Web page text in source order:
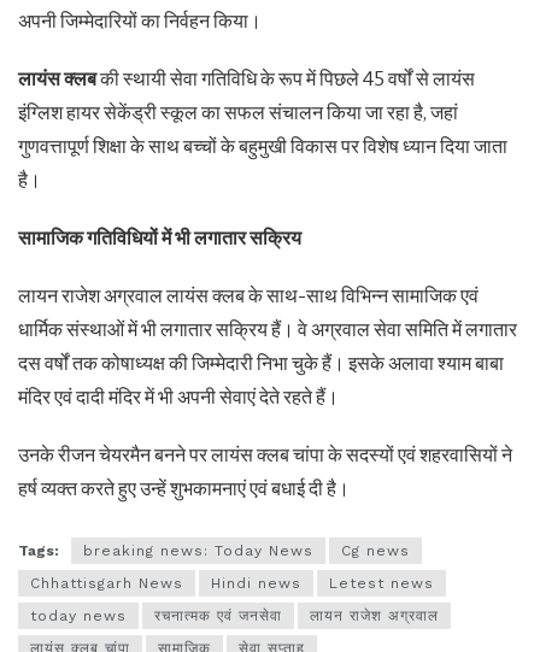
अपनी जिम्मेदारियों का निर्वहन किया।
लायंस क्लबकी स्थायी सेवा गतिविधि के रूप में पिछले 45 वर्षों से लायंस
इंग्लिश हायर सेकेंड्री स्कूल का सफल संचालन किया जा रहा है, जहां
गुणवत्तापूर्ण शिक्षा के साथ बच्चों के बहुमुखी विकास पर विशेष ध्यान दिया जाता
है।
सामाजिक गतिविधियों में भी लगातार सक्रिय
लायन राजेश अग्रवाल लायंस क्लब के साथ-साथ विभिन्न सामाजिक एवं
धार्मिक संस्थाओं में भी लगातार सक्रिय हैं। वे अग्रवाल सेवा समिति में लगातार
दस वर्षों तक कोषाध्यक्ष की जिम्मेदारी निभा चुके हैं। इसके अलावा श्याम बाबा
मंदिर एवं दादी मंदिर में भी अपनी सेवाएं देते रहते हैं।
उनके रीजन चेयरमैन बनने पर लायंस क्लब चांपा के सदस्यों एवं शहरवासियों ने
हर्ष व्यक्त करते हुए उन्हें शुभकामनाएं एवं बधाई दी है।
Tags: breaking news: Today News
Cg news
Chhattisgarh News
Hindi news
Letest news
today news
रचनात्मक एवं जनसेवा
लायन राजेश अग्रवाल
लायंस क्लब चांपा
सामाजिक सेवा सप्ताह